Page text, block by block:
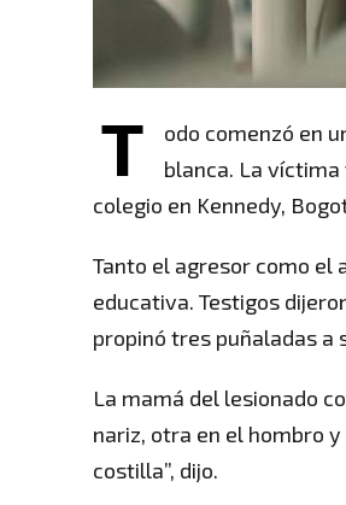
T
odo comenzó en
blanca. La
colegio en Kennedy,
Tanto el agresor como el
educativa. Testigos
propinó tres puñaladas a
La mamá del lesionado
nariz, otra en el hombro
costilla”, dijo.